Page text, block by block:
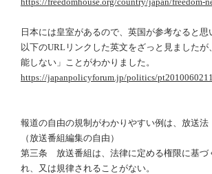
日本には皇室があるので、英国が参考なると思
以下のURLリンクした英文をざっと見ました
能しない」ことがわかりました。
https://japanpolicyforum.jp/politics/
報道の自由の規制がわかりやすい例は、放送法
（放送番組編集の自由）
第三条 放送番組は、法律に定める権限に基づ
れ、又は規律されることがない。